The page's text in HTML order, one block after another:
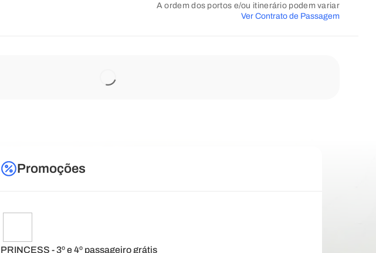
A ordem dos portos e/ou itinerário podem variar
Ver Contrato de Passagem
Promoções
PRINCESS - 3º e 4º passageiro grátis